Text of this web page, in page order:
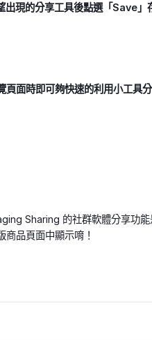
出現的分享工具後點選「Save」
頁面時即可夠快速的利用小工具
Sharing 的社群軟體分享功能
商品頁面中顯示唷！